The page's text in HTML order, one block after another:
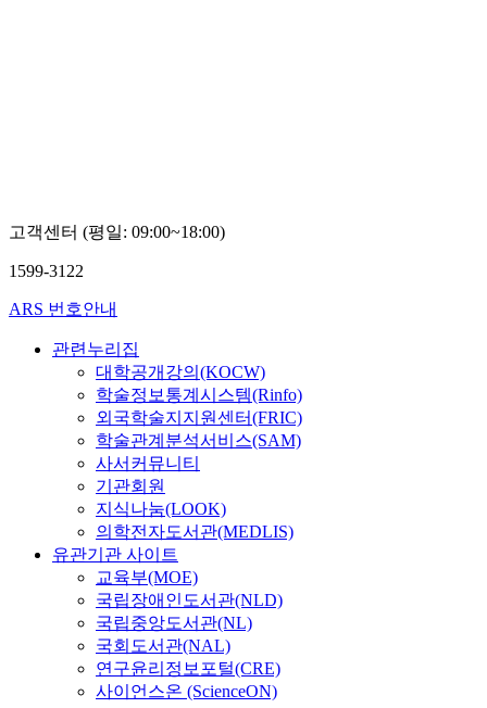
고객센터 (평일: 09:00~18:00)
1599-3122
ARS 번호안내
관련누리집
대학공개강의(KOCW)
학술정보통계시스템(Rinfo)
외국학술지지원센터(FRIC)
학술관계분석서비스(SAM)
사서커뮤니티
기관회원
지식나눔(LOOK)
의학전자도서관(MEDLIS)
유관기관 사이트
교육부(MOE)
국립장애인도서관(NLD)
국립중앙도서관(NL)
국회도서관(NAL)
연구윤리정보포털(CRE)
사이언스온 (ScienceON)